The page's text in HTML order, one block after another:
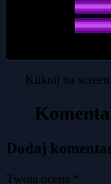
Kliknij na
Dodaj
Twoja ocena *